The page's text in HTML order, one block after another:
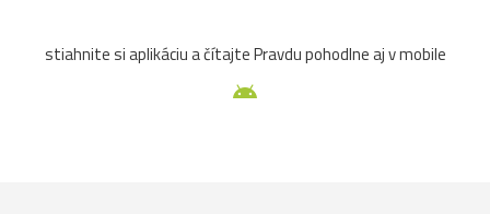
stiahnite si aplikáciu a čítajte Pravdu pohodlne aj v mobile